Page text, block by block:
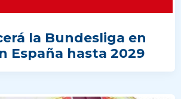
la Bundesliga en
España hasta 2029